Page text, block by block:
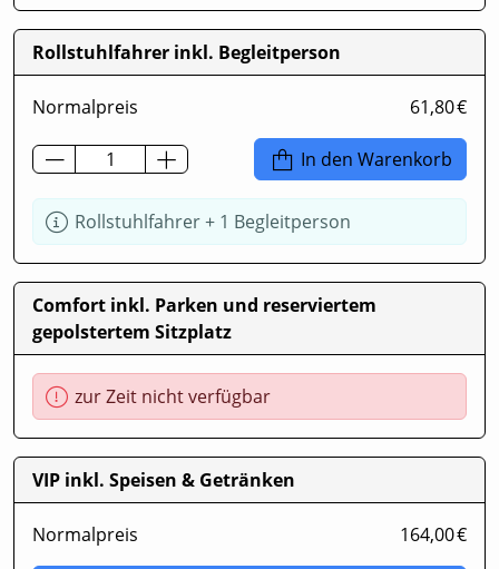
Rollstuhlfahrer inkl. Begleitperson
Normalpreis 61,80 €
In den Warenkorb
Rollstuhlfahrer + 1 Begleitperson
Comfort inkl. Parken und reserviertem
gepolstertem Sitzplatz
zur Zeit nicht verfügbar
VIP inkl. Speisen & Getränken
Normalpreis 164,00 €